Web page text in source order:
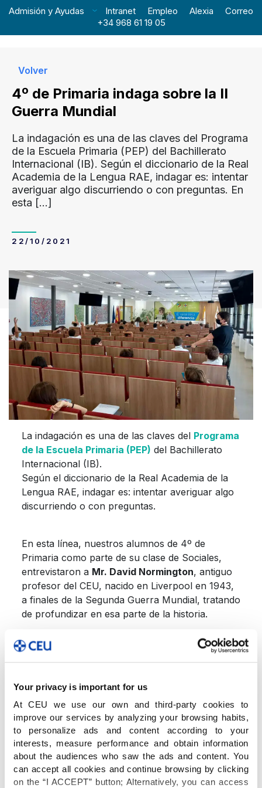
Your privacy is important for us
At CEU we use our own and third-party cookies to
improve our services by analyzing your browsing habits,
to personalize ads and content according to your
interests, measure performance and obtain information
about the audiences who saw the ads and content. You
can accept all cookies and continue browsing by clicking
on the “I ACCEPT” button; Alternatively, you can access
Admisión y Ayudas Intranet Empleo Alexia
Correo
+34 968 61 19 05
Volver
4º de Primaria indaga sobre la II
Guerra Mundial
La indagación es una de las claves del Programa
de la Escuela Primaria (PEP) del Bachillerato
Internacional (IB). Según el diccionario de la Real
Academia de la Lengua RAE, indagar es: intentar
averiguar algo discurriendo o con preguntas. En
esta […]
22/10/2021
La indagación es una de las claves del Programa
de la Escuela Primaria (PEP) del Bachillerato
Internacional (IB).
Según el diccionario de la Real Academia de la
Lengua RAE, indagar es: intentar averiguar algo
discurriendo o con preguntas.
En esta línea, nuestros alumnos de 4º de
Primaria como parte de su clase de Sociales,
entrevistaron a Mr. David Normington, antiguo
profesor del CEU, nacido en Liverpool en 1943,
a finales de la Segunda Guerra Mundial, tratando
de profundizar en esa parte de la historia.